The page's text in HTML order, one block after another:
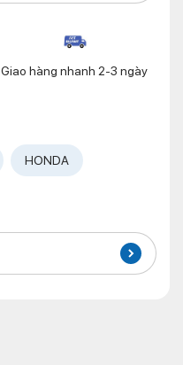
Giao hàng nhanh 2-3 ngày
HONDA